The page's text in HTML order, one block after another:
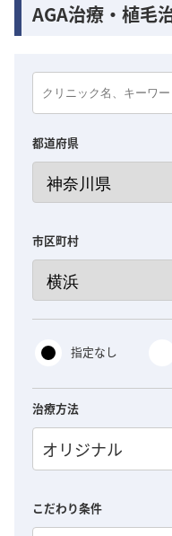
AGA治療・植毛
都道府県
市区町村
指定なし
治療方法
オリジナル
こだわり条件